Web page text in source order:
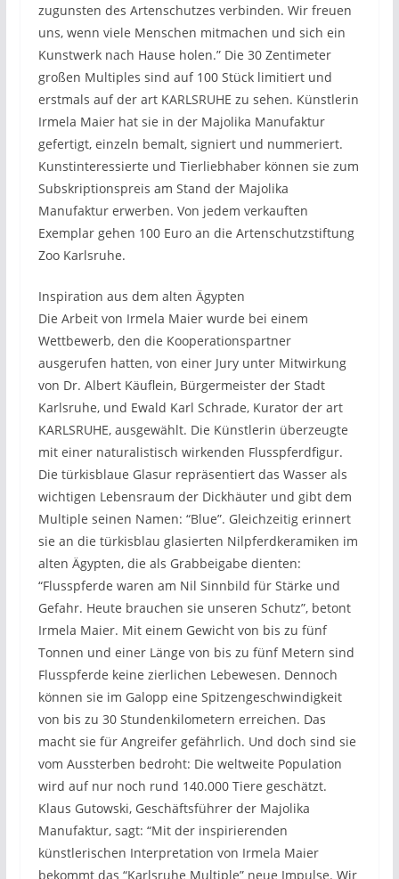
zugunsten des Artenschutzes verbinden. Wir freuen
uns, wenn viele Menschen mitmachen und sich ein
Kunstwerk nach Hause holen.” Die 30 Zentimeter
großen Multiples sind auf 100 Stück limitiert und
erstmals auf der art KARLSRUHE zu sehen. Künstlerin
Irmela Maier hat sie in der Majolika Manufaktur
gefertigt, einzeln bemalt, signiert und nummeriert.
Kunstinteressierte und Tierliebhaber können sie zum
Subskriptionspreis am Stand der Majolika
Manufaktur erwerben. Von jedem verkauften
Exemplar gehen 100 Euro an die Artenschutzstiftung
Zoo Karlsruhe.
Inspiration aus dem alten Ägypten
Die Arbeit von Irmela Maier wurde bei einem
Wettbewerb, den die Kooperationspartner
ausgerufen hatten, von einer Jury unter Mitwirkung
von Dr. Albert Käuflein, Bürgermeister der Stadt
Karlsruhe, und Ewald Karl Schrade, Kurator der art
KARLSRUHE, ausgewählt. Die Künstlerin überzeugte
mit einer naturalistisch wirkenden Flusspferdfigur.
Die türkisblaue Glasur repräsentiert das Wasser als
wichtigen Lebensraum der Dickhäuter und gibt dem
Multiple seinen Namen: “Blue”. Gleichzeitig erinnert
sie an die türkisblau glasierten Nilpferdkeramiken im
alten Ägypten, die als Grabbeigabe dienten:
“Flusspferde waren am Nil Sinnbild für Stärke und
Gefahr. Heute brauchen sie unseren Schutz”, betont
Irmela Maier. Mit einem Gewicht von bis zu fünf
Tonnen und einer Länge von bis zu fünf Metern sind
Flusspferde keine zierlichen Lebewesen. Dennoch
können sie im Galopp eine Spitzengeschwindigkeit
von bis zu 30 Stundenkilometern erreichen. Das
macht sie für Angreifer gefährlich. Und doch sind sie
vom Aussterben bedroht: Die weltweite Population
wird auf nur noch rund 140.000 Tiere geschätzt.
Klaus Gutowski, Geschäftsführer der Majolika
Manufaktur, sagt: “Mit der inspirierenden
künstlerischen Interpretation von Irmela Maier
bekommt das “Karlsruhe Multiple” neue Impulse. Wir